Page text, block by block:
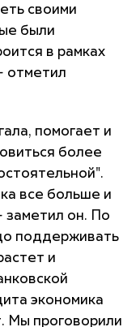
своими
были
в рамках
отметил
помогает и
более
все больше и
заметил он. По
поддерживать
и
экономика
Мы проговорили